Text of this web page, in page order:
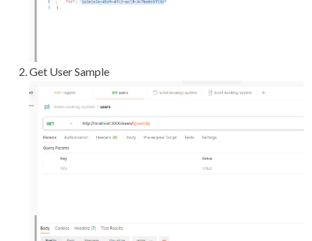
Get User Sample